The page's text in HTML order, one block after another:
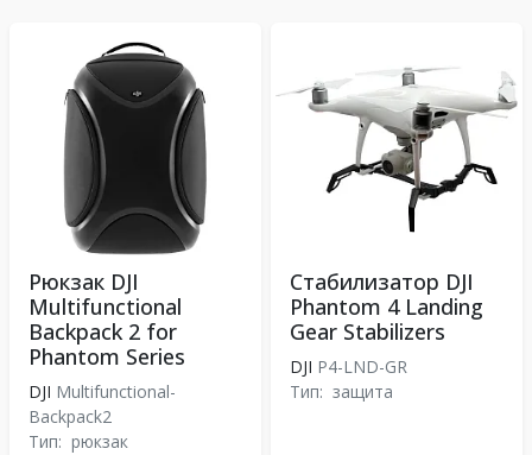
Рюкзак DJI
Multifunctional
Backpack 2 for
Phantom Series
DJI Multifunctional-
Backpack2
Тип: рюкзак
Стабилизатор DJI
Phantom 4 Landing
Gear Stabilizers
DJI P4-LND-GR
Тип: защита